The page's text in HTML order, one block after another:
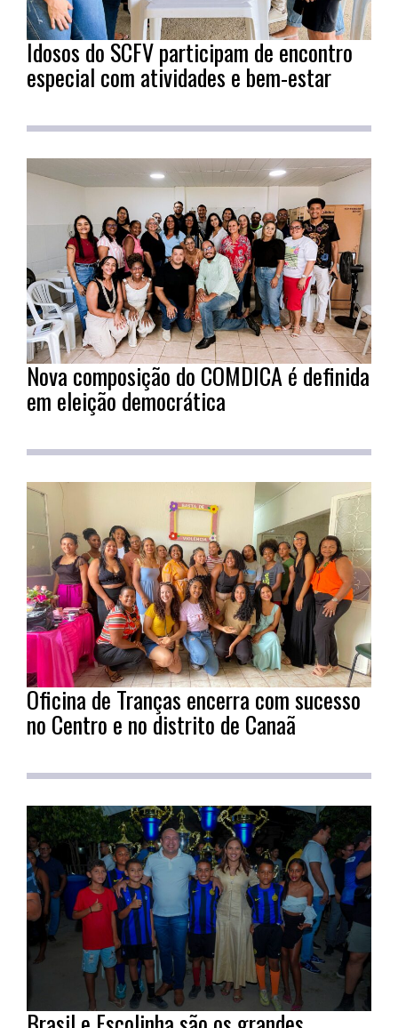
Idosos do SCFV participam de encontro
especial com atividades e bem-estar
Nova composição do COMDICA é definida
em eleição democrática
Oficina de Tranças encerra com sucesso
no Centro e no distrito de Canaã